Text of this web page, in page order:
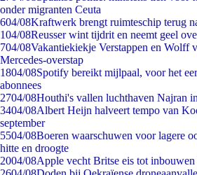
onder migranten Ceuta
604/08Kraftwerk brengt ruimteschip terug
104/08Reusser wint tijdrit en neemt geel
704/08Vakantiekiekje Verstappen en Wolff
Mercedes-overstap
1804/08Spotify bereikt mijlpaal, voor het
abonnees
2704/08Houthi's vallen luchthaven Najran
3404/08Albert Heijn halveert tempo van
september
5504/08Boeren waarschuwen voor lagere
hitte en droogte
2004/08Apple vecht Britse eis tot